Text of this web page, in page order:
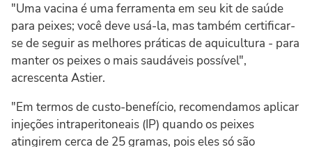
"Uma vacina é uma ferramenta em seu kit de saúde
para peixes; você deve usá-la, mas também certificar-
se de seguir as melhores práticas de aquicultura - para
manter os peixes o mais saudáveis possível",
acrescenta Astier.
"Em termos de custo-benefício, recomendamos aplicar
injeções intraperitoneais (IP) quando os peixes
atingirem cerca de 25 gramas, pois eles só são